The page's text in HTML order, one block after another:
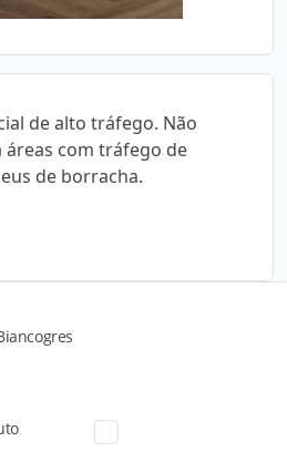
de alto tráfego. Não
com tráfego de
de borracha.
para Download